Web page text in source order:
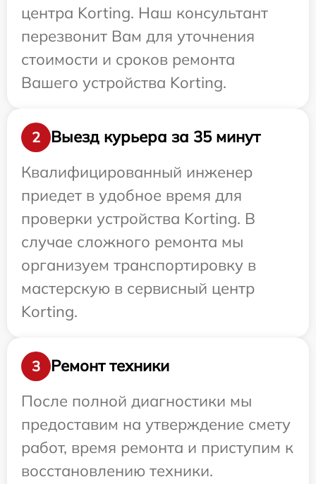
центра Korting. Наш консультант
перезвонит Вам для уточнения
стоимости и сроков ремонта
Вашего устройства Korting.
2
Выезд курьера за 35 минут
Квалифицированный инженер
приедет в удобное время для
проверки устройства Korting. В
случае сложного ремонта мы
организуем транспортировку в
мастерскую в сервисный центр
Korting.
3
Ремонт техники
После полной диагностики мы
предоставим на утверждение смету
работ, время ремонта и приступим к
восстановлению техники.